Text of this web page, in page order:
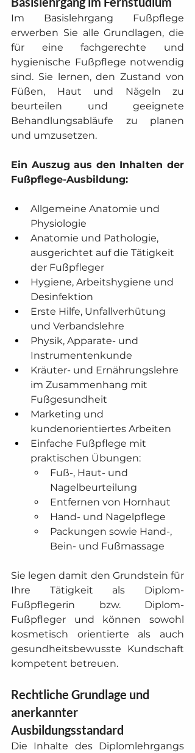
Im Basislehrgang Fußpflege
erwerben Sie alle Grundlagen, die
für eine fachgerechte und
hygienische Fußpflege notwendig
sind. Sie lernen, den Zustand von
Füßen, Haut und Nägeln zu
beurteilen und geeignete
Behandlungsabläufe zu planen
und umzusetzen.
Ein Auszug aus den Inhalten der
Fußpflege-Ausbildung:
Allgemeine Anatomie und
Physiologie
Anatomie und Pathologie,
ausgerichtet auf die Tätigkeit
der Fußpfleger
Hygiene, Arbeitshygiene und
Desinfektion
Erste Hilfe, Unfallverhütung
und Verbandslehre
Physik, Apparate- und
Instrumentenkunde
Kräuter- und Ernährungslehre
im Zusammenhang mit
Fußgesundheit
Marketing und
kundenorientiertes Arbeiten
Einfache Fußpflege mit
praktischen Übungen:
Fuß-, Haut- und
Nagelbeurteilung
Entfernen von Hornhaut
Hand- und Nagelpflege
Packungen sowie Hand-,
Bein- und Fußmassage
Sie legen damit den Grundstein für
Ihre Tätigkeit als Diplom-
Fußpflegerin bzw. Diplom-
Fußpfleger und können sowohl
kosmetisch orientierte als auch
gesundheitsbewusste Kundschaft
kompetent betreuen.
Rechtliche Grundlage und
anerkannter
Ausbildungsstandard
Die Inhalte des Diplomlehrgangs